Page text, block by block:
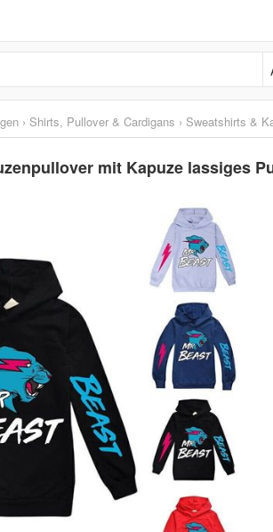
› Shirts, Pullover & Cardigans › Sweatshirts &
mit Kapuze lassiges